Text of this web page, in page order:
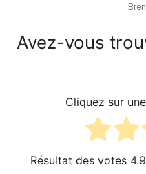
Avez-vous
Cliquez sur
Résultat des votes 4.9